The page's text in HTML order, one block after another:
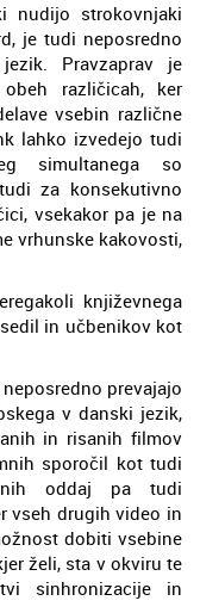
nudijo strokovnjaki
je tudi neposredno
Pravzaprav je
različicah, ker
vsebin različne
lahko izvedejo tudi
simultanega so
za konsekutivno
vsekakor pa je na
vrhunske kakovosti,
književnega
in učbenikov kot
prevajajo
v danski jezik,
in risanih filmov
sporočil kot tudi
oddaj pa tudi
vseh drugih video in
dobiti vsebine
želi, sta v okviru te
sinhronizacije in